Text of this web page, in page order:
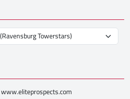
www.eliteprospects.com